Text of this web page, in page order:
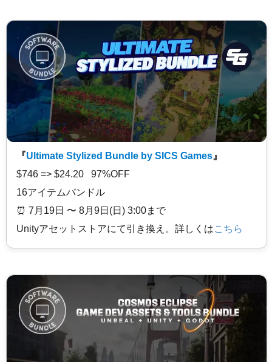
『Ultimate Stylized Bundle by SICS Games 』
$746 => $24.20 97%OFF
16アイテムバンドル
⏰️ 7月19日 〜 8月9日(日) 3:00まで
Unityアセットストアにて引き換え。詳しくはこちら